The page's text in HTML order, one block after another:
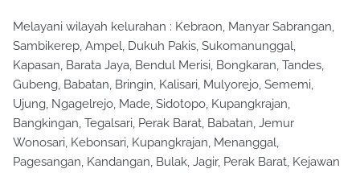
Melayani wilayah kelurahan : Kebraon, Manyar Sabrangan,
Sambikerep, Ampel, Dukuh Pakis, Sukomanunggal,
Kapasan, Barata Jaya, Bendul Merisi, Bongkaran, Tandes,
Gubeng, Babatan, Bringin, Kalisari, Mulyorejo, Sememi,
Ujung, Ngagelrejo, Made, Sidotopo, Kupangkrajan,
Bangkingan, Tegalsari, Perak Barat, Babatan, Jemur
Wonosari, Kebonsari, Kupangkrajan, Menanggal,
Pagesangan, Kandangan, Bulak, Jagir, Perak Barat, Kejawan